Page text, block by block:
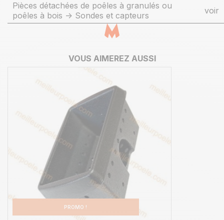
Pièces détachées de poêles à granulés ou
poêles à bois -> Sondes et capteurs
voir
VOUS AIMEREZ AUSSI
PROMO !